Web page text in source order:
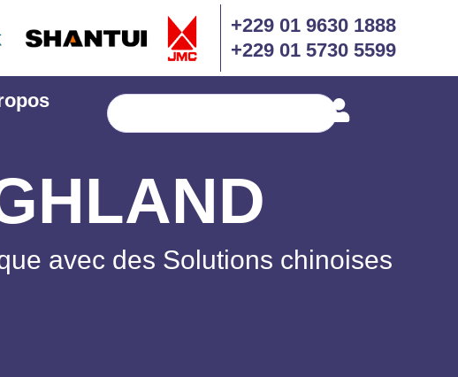
+229 01 9630 1888
+229 01 5730 5599
Search
avec des Solutions chinoises